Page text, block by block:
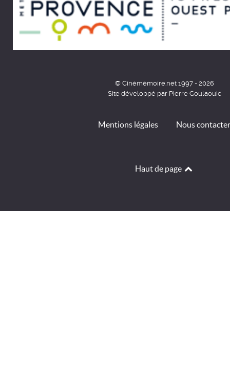
© Cinémémoire.net 1997 - 2026
Site développé par Pierre Goulaouic
Mentions légales Nous contacter
Haut de page